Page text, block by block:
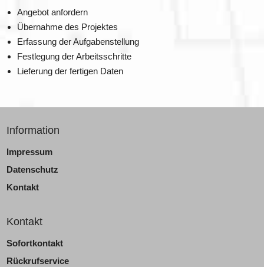
Angebot anfordern
Übernahme des Projektes
Erfassung der Aufgabenstellung
Festlegung der Arbeitsschritte
Lieferung der fertigen Daten
Information
Impressum
Datenschutz
Kontakt
Kontakt
Sofortkontakt
Rückrufservice